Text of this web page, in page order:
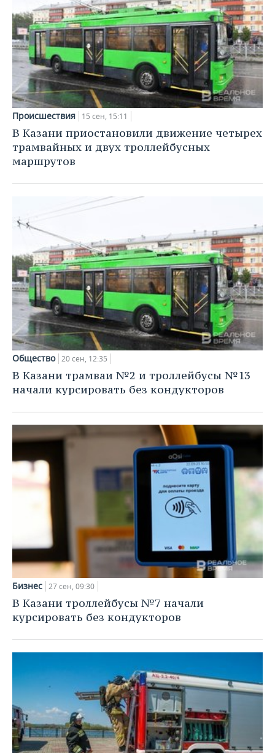
Происшествия 15 сен, 15:11
В Казани приостановили движение четырех
трамвайных и двух троллейбусных
маршрутов
Общество 20 сен, 12:35
В Казани трамваи №2 и троллейбусы №13
начали курсировать без кондукторов
Бизнес 27 сен, 09:30
В Казани троллейбусы №7 начали
курсировать без кондукторов